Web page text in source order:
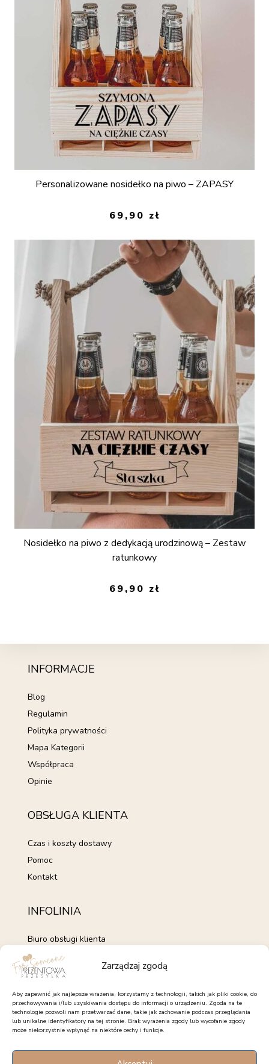
Zarządzaj zgodą
Aby zapewnić jak najlepsze wrażenia, korzystamy z technologii, takich jak pliki cookie, do
przechowywania i/lub uzyskiwania dostępu do informacji o urządzeniu. Zgoda na te
technologie pozwoli nam przetwarzać dane, takie jak zachowanie podczas przeglądania
lub unikalne identyfikatory na tej stronie. Brak wyrażenia zgody lub wycofanie zgody
może niekorzystnie wpłynąć na niektóre cechy i funkcje.
Personalizowane nosidełko na piwo – ZAPASY
69,90 zł
Nosidełko na piwo z dedykacją urodzinową – Zestaw
ratunkowy
69,90 zł
INFORMACJE
Blog
Regulamin
Polityka prywatności
Mapa Kategorii
Współpraca
Opinie
OBSŁUGA KLIENTA
Czas i koszty dostawy
Pomoc
Kontakt
INFOLINIA
Biuro obsługi klienta
+48 735 843 843
pon. - pt. 7:00 - 15:00
kontakt@forsomeone.pl